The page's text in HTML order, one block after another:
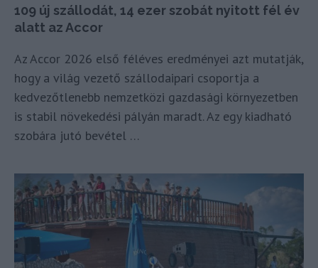
109 új szállodát, 14 ezer szobát nyitott fél év
alatt az Accor
Az Accor 2026 első féléves eredményei azt mutatják,
hogy a világ vezető szállodaipari csoportja a
kedvezőtlenebb nemzetközi gazdasági környezetben
is stabil növekedési pályán maradt. Az egy kiadható
szobára jutó bevétel …